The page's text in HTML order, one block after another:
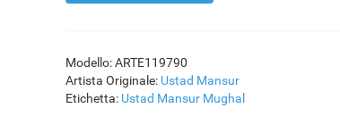
Modello: ARTE119790
Artista Originale: Ustad Mansur
Etichetta: Ustad Mansur Mughal